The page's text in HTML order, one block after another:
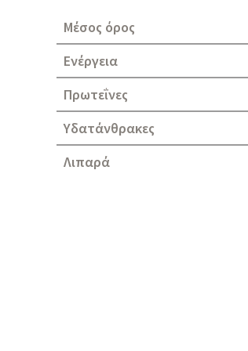
Μέσος όρος
Ενέργεια
Πρωτεΐνες
Υδατάνθρακες
Λιπαρά